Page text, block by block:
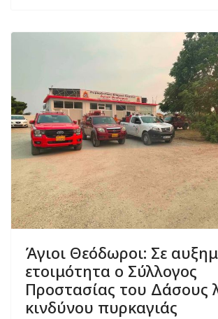
Άγιοι Θεόδωροι: Σε
ετοιμότητα ο Σύλλογος
Προστασίας του Δάσους
κινδύνου πυρκαγιάς